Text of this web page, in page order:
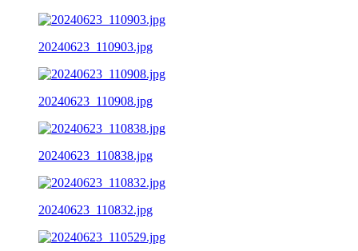
20240623_110903.jpg
20240623_110908.jpg
20240623_110838.jpg
20240623_110832.jpg